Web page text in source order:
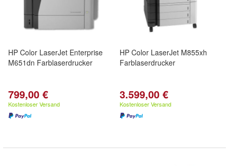
HP Color LaserJet Enterprise
M651dn Farblaserdrucker
799,00 €
Kostenloser Versand
HP Color LaserJet M855xh
Farblaserdrucker
3.599,00 €
Kostenloser Versand